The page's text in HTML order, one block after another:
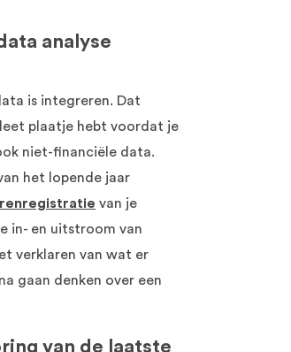
analyse
is integreren. Dat
plaatje hebt voordat je
niet-financiële data.
het lopende jaar
van je
in- en uitstroom van
verklaren van wat er
gaan denken over een
van de laatste